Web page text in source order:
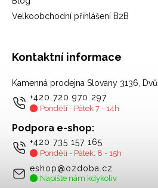
Velkoobchodní přihlášení B2B
Kontaktní informace
Kamenná prodejna Slovany 3136,
+420 720 970 297
Pondělí - Pátek 7 - 14h
Podpora e-shop:
+420 735 157 165
Pondělí - Pátek: 8 - 15h
eshop@ozdoba.cz
Napište nám kdykoliv